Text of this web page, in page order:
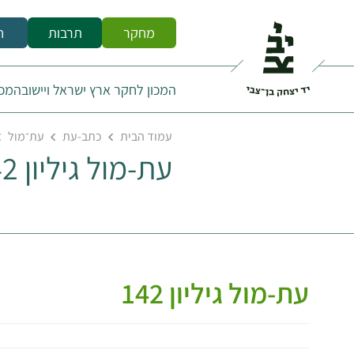
מחקר תרבות
המכון לחקר ארץ ישראל ויישובה
עמוד הבית כתב-עת עת־מול
עת-מול גיליון 142
עת-מול גיליון 142